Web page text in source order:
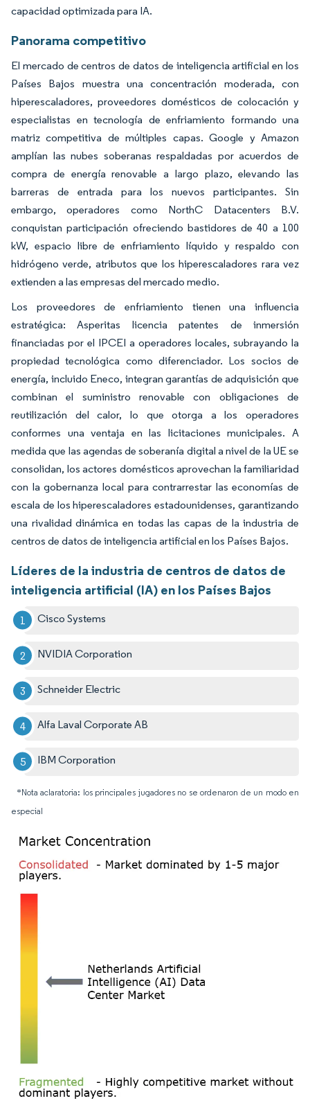
capacidad optimizada para IA.
Panorama competitivo
El mercado de centros de datos de inteligencia artificial en los
Países Bajos muestra una concentración moderada, con
hiperescaladores, proveedores domésticos de colocación y
especialistas en tecnología de enfriamiento formando una
matriz competitiva de múltiples capas. Google y Amazon
amplían las nubes soberanas respaldadas por acuerdos de
compra de energía renovable a largo plazo, elevando las
barreras de entrada para los nuevos participantes. Sin
embargo, operadores como NorthC Datacenters B.V.
conquistan participación ofreciendo bastidores de 40 a 100
kW, espacio libre de enfriamiento líquido y respaldo con
hidrógeno verde, atributos que los hiperescaladores rara vez
extienden a las empresas del mercado medio.
Los proveedores de enfriamiento tienen una influencia
estratégica: Asperitas licencia patentes de inmersión
financiadas por el IPCEI a operadores locales, subrayando la
propiedad tecnológica como diferenciador. Los socios de
energía, incluido Eneco, integran garantías de adquisición que
combinan el suministro renovable con obligaciones de
reutilización del calor, lo que otorga a los operadores
conformes una ventaja en las licitaciones municipales. A
medida que las agendas de soberanía digital a nivel de la UE se
consolidan, los actores domésticos aprovechan la familiaridad
con la gobernanza local para contrarrestar las economías de
escala de los hiperescaladores estadounidenses, garantizando
una rivalidad dinámica en todas las capas de la industria de
centros de datos de inteligencia artificial en los Países Bajos.
Líderes de la industria de centros de datos de
inteligencia artificial (IA) en los Países Bajos
Cisco Systems
NVIDIA Corporation
Schneider Electric
Alfa Laval Corporate AB
IBM Corporation
*Nota aclaratoria: los principales jugadores no se ordenaron de un modo en
especial